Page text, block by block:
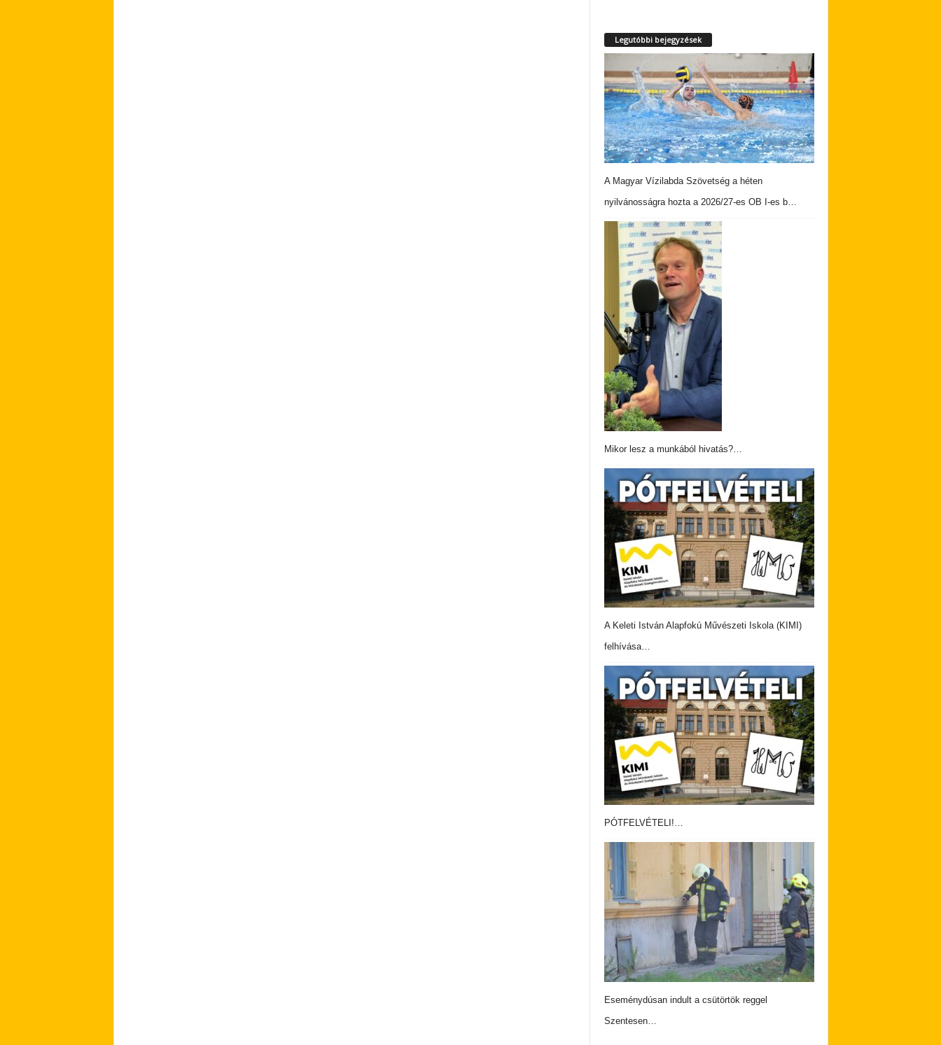
Legutóbbi bejegyzések
A Magyar Vízilabda Szövetség a héten
nyilvánosságra hozta a 2026/27-es OB I-es b…
Mikor lesz a munkából hivatás?…
A Keleti István Alapfokú Művészeti Iskola (KIMI)
felhívása…
PÓTFELVÉTELI!…
Eseménydúsan indult a csütörtök reggel
Szentesen…